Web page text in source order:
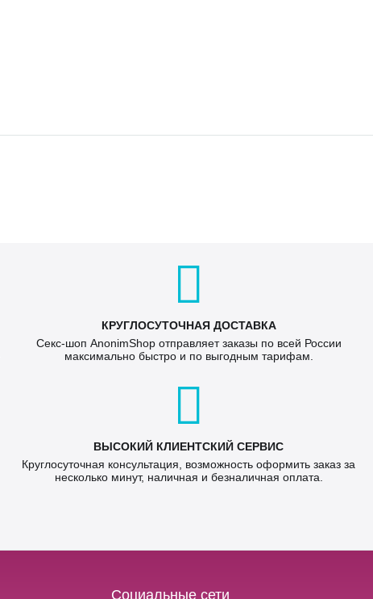
КРУГЛОСУТОЧНАЯ ДОСТАВКА
Секс-шоп AnonimShop отправляет заказы по всей России
максимально быстро и по выгодным тарифам.
ВЫСОКИЙ КЛИЕНТСКИЙ СЕРВИС
Круглосуточная консультация, возможность оформить заказ за
несколько минут, наличная и безналичная оплата.
Социальные сети